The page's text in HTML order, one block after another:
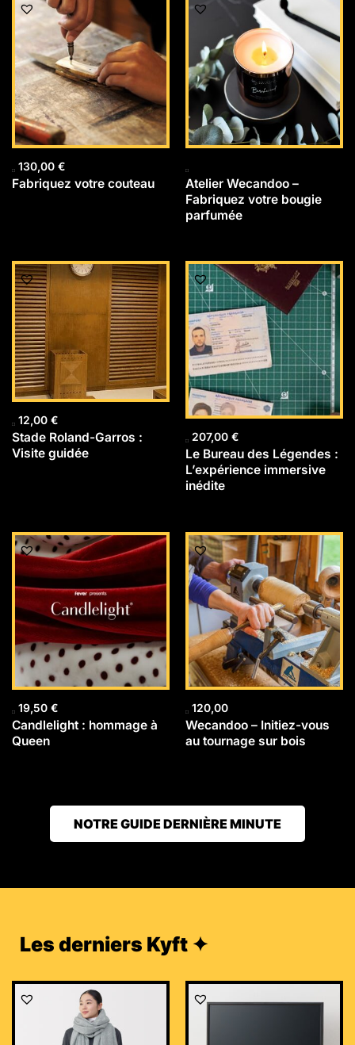
130,00 €
Fabriquez votre couteau
Atelier Wecandoo –
Fabriquez votre bougie
parfumée
12,00 €
Stade Roland-Garros :
Visite guidée
207,00 €
Le Bureau des Légendes :
L’expérience immersive
inédite
19,50 €
Candlelight : hommage à
Queen
120,00
Wecandoo – Initiez-vous
au tournage sur bois
NOTRE GUIDE DERNIÈRE MINUTE
Les derniers Kyft ✦